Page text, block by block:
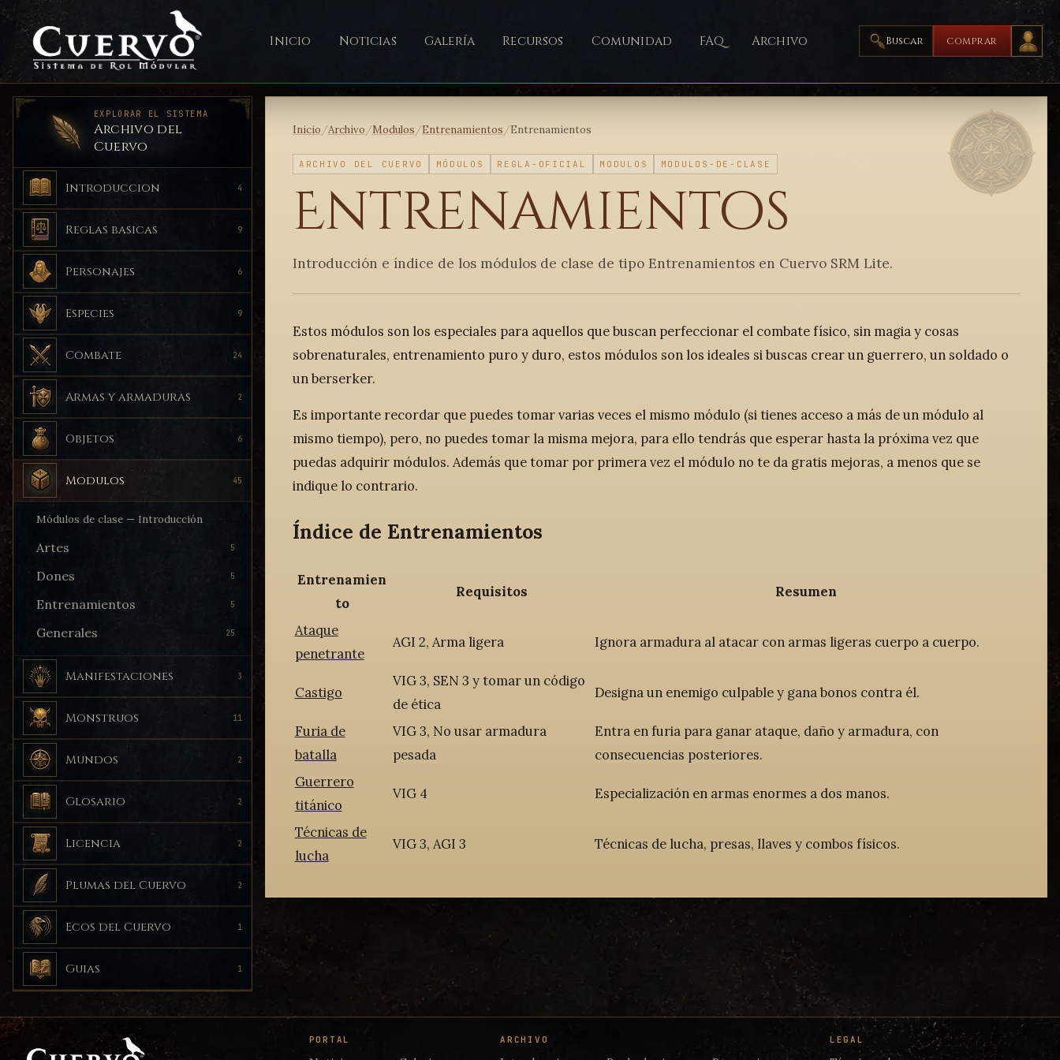
Inicio Noticias Galería Recursos Comunidad FAQ Archivo Buscar COMPRAR
EXPLORAR EL SISTEMA
Archivo del
Cuervo
Introduccion 4
Reglas basicas 9
Personajes 6
Especies 9
Combate 24
Armas y armaduras 2
Objetos 6
Modulos 45
Módulos de clase — Introducción
Artes 5
Dones 5
Entrenamientos 5
Generales 25
Manifestaciones 3
Monstruos 11
Mundos 2
Glosario 2
Licencia 2
Plumas del Cuervo 2
Ecos del Cuervo 1
Guias 1
Inicio/Archivo/Modulos/Entrenamientos/Entrenamientos
ARCHIVO DEL CUERVO MÓDULOS REGLA-OFICIAL MODULOS MODULOS-DE-CLASE
Entrenamientos
Introducción e índice de los módulos de clase de tipo Entrenamientos en Cuervo SRM Lite.
Estos módulos son los especiales para aquellos que buscan perfeccionar el combate físico, sin magia y cosas
sobrenaturales, entrenamiento puro y duro, estos módulos son los ideales si buscas crear un guerrero, un soldado o
un berserker.
Es importante recordar que puedes tomar varias veces el mismo módulo (si tienes acceso a más de un módulo al
mismo tiempo), pero, no puedes tomar la misma mejora, para ello tendrás que esperar hasta la próxima vez que
puedas adquirir módulos. Además que tomar por primera vez el módulo no te da gratis mejoras, a menos que se
indique lo contrario.
Índice de Entrenamientos
Entrenamien
to
Requisitos Resumen
Ataque
penetrante
AGI 2, Arma ligera Ignora armadura al atacar con armas ligeras cuerpo a cuerpo.
Castigo
VIG 3, SEN 3 y tomar un código
de ética
Designa un enemigo culpable y gana bonos contra él.
Furia de
batalla
VIG 3, No usar armadura
pesada
Entra en furia para ganar ataque, daño y armadura, con
consecuencias posteriores.
Guerrero
titánico
VIG 4 Especialización en armas enormes a dos manos.
Técnicas de
lucha
VIG 3, AGI 3 Técnicas de lucha, presas, llaves y combos físicos.
PORTAL ARCHIVO LEGAL